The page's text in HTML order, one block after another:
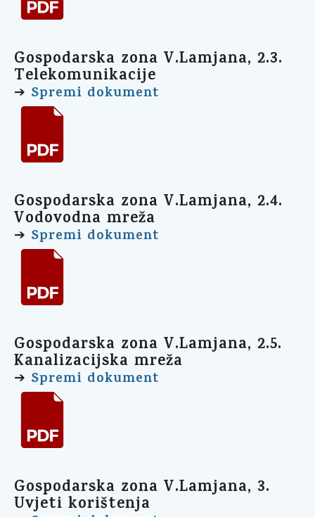
Gospodarska zona V.Lamjana, 2.3.
Telekomunikacije
➔ Spremi dokument
Gospodarska zona V.Lamjana, 2.4.
Vodovodna mreža
➔ Spremi dokument
Gospodarska zona V.Lamjana, 2.5.
Kanalizacijska mreža
➔ Spremi dokument
Gospodarska zona V.Lamjana, 3.
Uvjeti korištenja